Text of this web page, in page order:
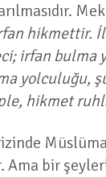
hikmettir.
irfan bulma
yolculuğu,
hikmet
Ama bir